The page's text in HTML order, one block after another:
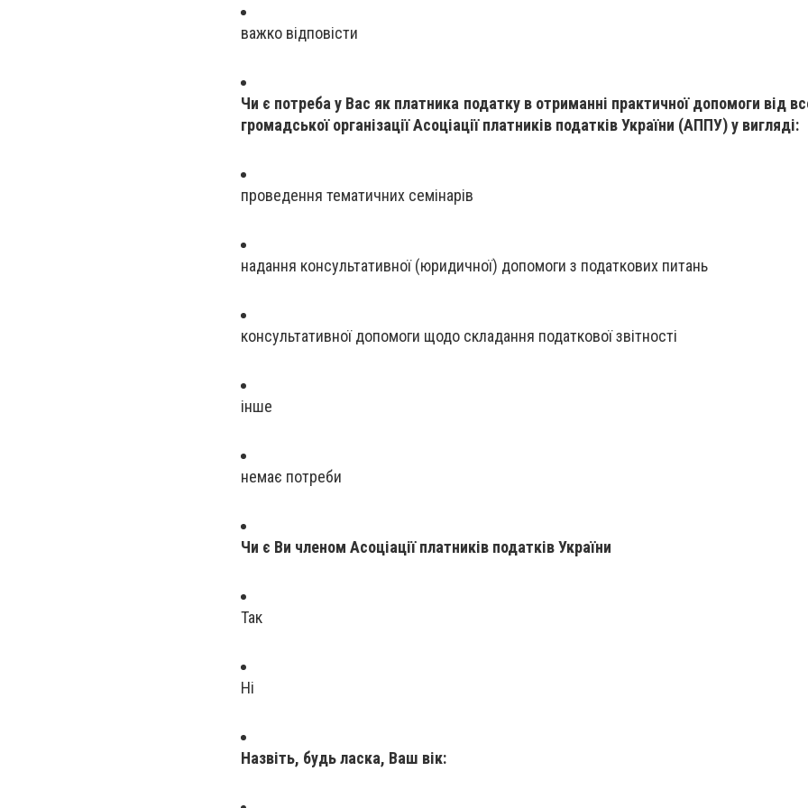
важко відповісти
Чи є потреба у Вас як платника податку в отриманні практичної допомоги від
громадської організації Асоціації платників податків України (АППУ) у вигляді:
проведення тематичних семінарів
надання консультативної (юридичної) допомоги з податкових питань
консультативної допомоги щодо складання податкової звітності
інше
немає потреби
Чи є Ви членом Асоціації платників податків України
Так
Ні
Назвіть, будь ласка, Ваш вік: